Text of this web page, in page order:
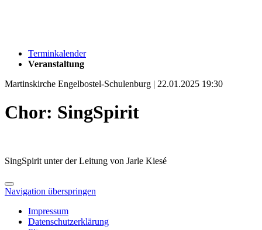
Terminkalender
Veranstaltung
Martinskirche Engelbostel-Schulenburg | 22.01.2025 19:30
Chor: SingSpirit
SingSpirit unter der Leitung von Jarle Kiesé
Navigation überspringen
Impressum
Datenschutzerklärung